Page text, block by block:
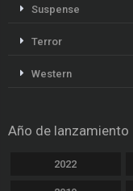
Suspense
Terror
Western
Año de lanzamiento
2022